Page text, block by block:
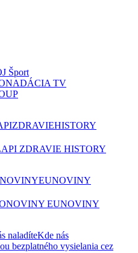
Šport
NADÁCIA TV
ZDRAVIEHISTORY
ZDRAVIE HISTORY
EUNOVINY
EUNOVINY
naladíteKde nás
bezplatného vysielania cez